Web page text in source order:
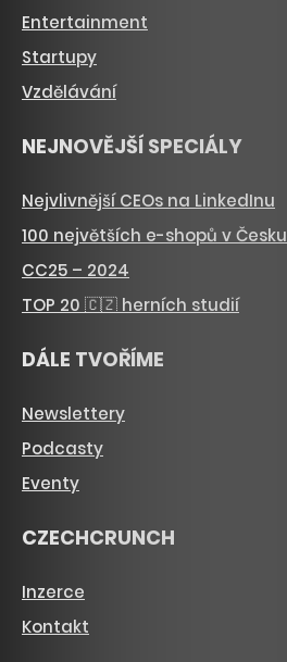
Entertainment
Startupy
Vzdělávání
NEJNOVĚJŠÍ SPECIÁLY
Nejvlivnější CEOs na LinkedInu
100 největších e-shopů v Česku
CC25 – 2024
TOP 20 🇨🇿 herních studií
DÁLE TVOŘÍME
Newslettery
Podcasty
Eventy
CZECHCRUNCH
Inzerce
Kontakt